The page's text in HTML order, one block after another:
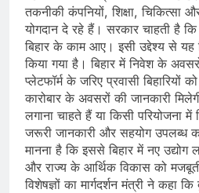
तकनीकी कंपनियों, शिक्षा, चिकित्सा
योगदान दे रहे हैं। सरकार चाहती है
बिहार के काम आए। इसी उद्देश्य से यह
किया गया है। बिहार में निवेश के
प्लेटफॉर्म के जरिए प्रवासी बिहारियों
कारोबार के अवसरों की जानकारी
लगाना चाहते हैं या किसी परियोजना
जरूरी जानकारी और सहयोग उपलब्ध
मानना है कि इससे बिहार में नए
और राज्य के आर्थिक विकास को
विशेषज्ञों का मार्गदर्शन मंत्री ने कहा